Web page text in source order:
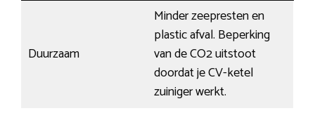
Duurzaam
Minder zeepresten en
plastic afval. Beperking
van de CO2 uitstoot
doordat je CV-ketel
zuiniger werkt.